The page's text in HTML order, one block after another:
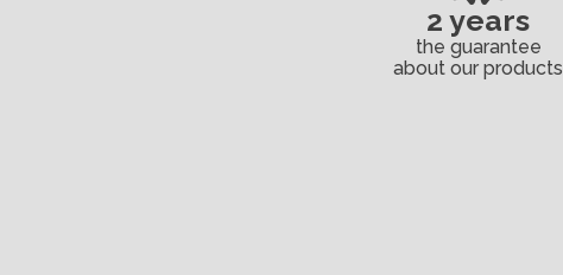
2 years
the guarantee
about our products